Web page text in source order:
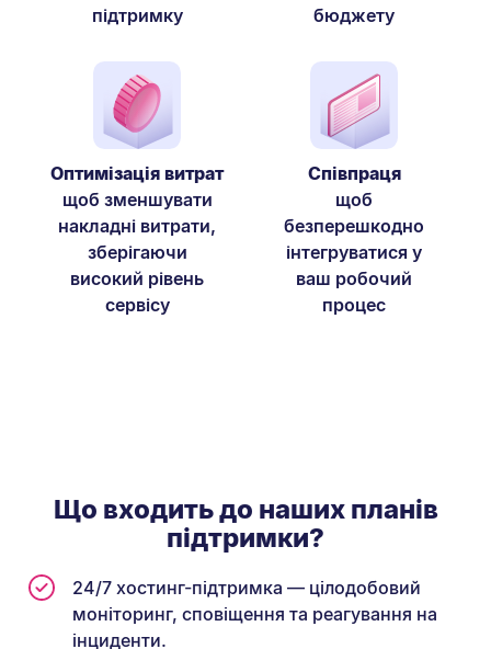
підтримку
бюджету
Оптимізація витрат
щоб зменшувати
накладні витрати,
зберігаючи
високий рівень
сервісу
Співпраця
щоб
безперешкодно
інтегруватися у
ваш робочий
процес
Що входить до наших планів
підтримки?
24/7 хостинг-підтримка — цілодобовий
моніторинг, сповіщення та реагування на
інциденти.